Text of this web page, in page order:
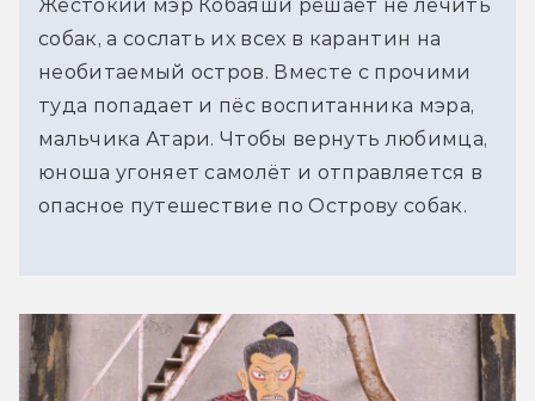
Жестокий мэр Кобаяши решает не лечить
собак, а сослать их всех в карантин на
необитаемый остров. Вместе с прочими
туда попадает и пёс воспитанника мэра,
мальчика Атари. Чтобы вернуть любимца,
юноша угоняет самолёт и отправляется в
опасное путешествие по Острову cобак.